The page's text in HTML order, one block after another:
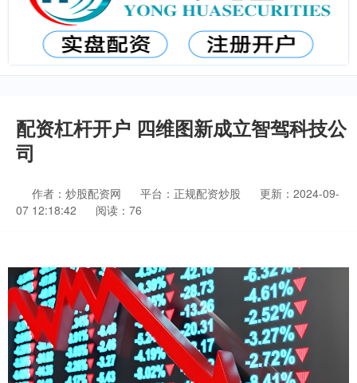
配资杠杆开户 四维图新成立智驾科技公
司
作者：炒股配资网 平台：正规配资炒股
更新：2024-09-
07 12:18:42
阅读：76